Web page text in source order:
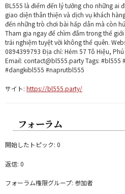
BL555 là điểm đến lý tưởng cho những ai
giao diện thân thiện và dịch vụ khách
đến những trò chơi bài hấp dẫn mà còn
Tham gia ngay để chìm đắm trong thế
trải nghiệm tuyệt vời không thể quên.
0894399793 Địa chỉ: Hẻm 57 Tô Hiệu,
Email: contact@bl555.party Tags:
#dangkibl555 #naprutbl555
サイト: https://bl555.party/
フォーラム
開始したトピック: 0
返信: 0
フォーラム権限グループ: 参加者